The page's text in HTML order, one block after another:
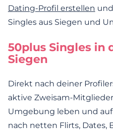
Dating-Profil erstellen
Singles aus Siegen und
50plus Singles in
Siegen
Direkt nach deiner
aktive Zweisam-
Umgebung leben und
nach netten Flirts, Dates,